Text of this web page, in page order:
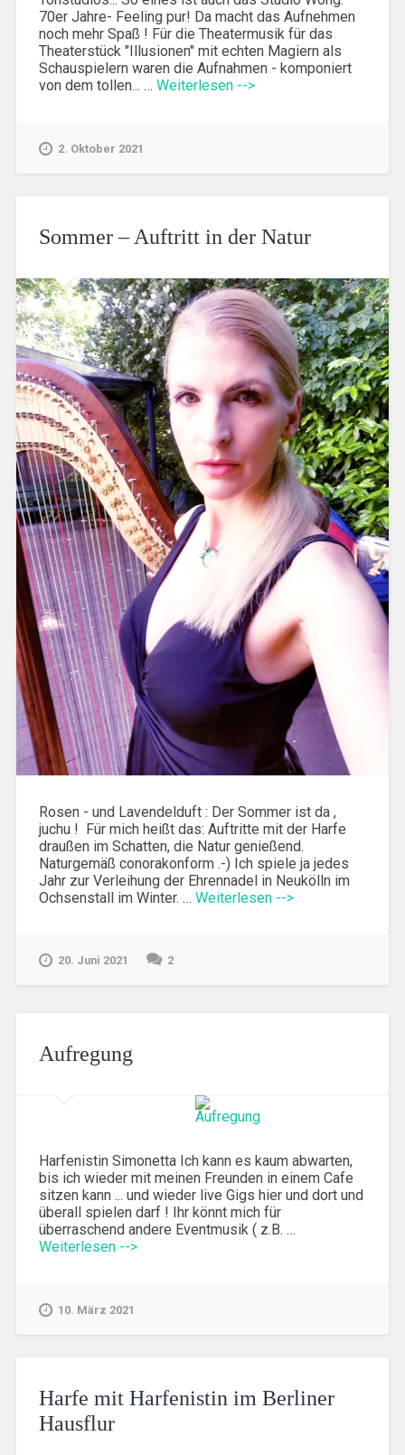
70er Jahre- Feeling pur! Da macht das Aufnehmen
noch mehr Spaß ! Für die Theatermusik für das
Theaterstück "Illusionen" mit echten Magiern als
Schauspielern waren die Aufnahmen - komponiert
von dem tollen... … Weiterlesen -->
2. Oktober 2021
Sommer – Auftritt in der Natur
Rosen - und Lavendelduft : Der Sommer ist da ,
juchu ! Für mich heißt das: Auftritte mit der Harfe
draußen im Schatten, die Natur genießend.
Naturgemäß conorakonform .-) Ich spiele ja jedes
Jahr zur Verleihung der Ehrennadel in Neukölln im
Ochsenstall im Winter. … Weiterlesen -->
20. Juni 2021 2
Aufregung
Harfenistin Simonetta Ich kann es kaum abwarten,
bis ich wieder mit meinen Freunden in einem Cafe
sitzen kann ... und wieder live Gigs hier und dort und
überall spielen darf ! Ihr könnt mich für
überraschend andere Eventmusik ( z.B. …
Weiterlesen -->
10. März 2021
Harfe mit Harfenistin im Berliner
Hausflur